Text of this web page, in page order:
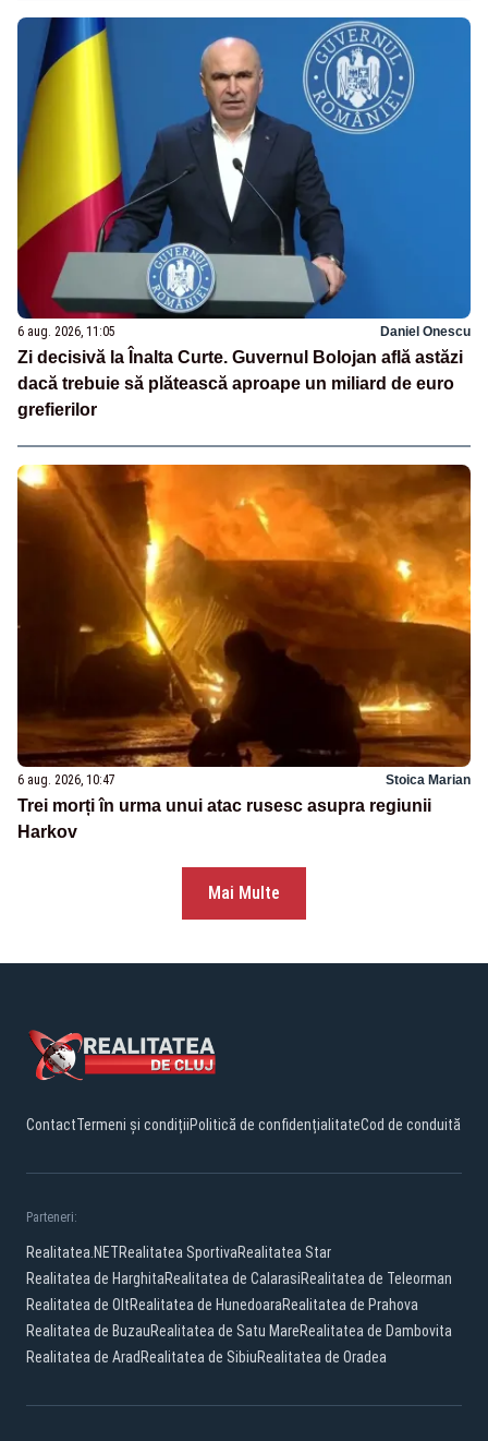
6 aug. 2026, 11:05 Daniel Onescu
Zi decisivă la Înalta Curte. Guvernul Bolojan află astăzi
dacă trebuie să plătească aproape un miliard de euro
grefierilor
6 aug. 2026, 10:47 Stoica Marian
Trei morți în urma unui atac rusesc asupra regiunii
Harkov
Mai Multe
ContactTermeni și condițiiPolitică de confidențialitateCod de conduită
Parteneri:
Realitatea.NETRealitatea SportivaRealitatea Star
Realitatea de HarghitaRealitatea de CalarasiRealitatea de Teleorman
Realitatea de OltRealitatea de HunedoaraRealitatea de Prahova
Realitatea de BuzauRealitatea de Satu MareRealitatea de Dambovita
Realitatea de Arad Realitatea de SibiuRealitatea de Oradea